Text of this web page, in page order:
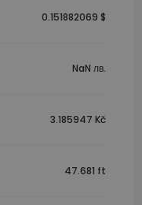
0.151882069 $
NaN лв.
3.185947 Kč
47.681 ft